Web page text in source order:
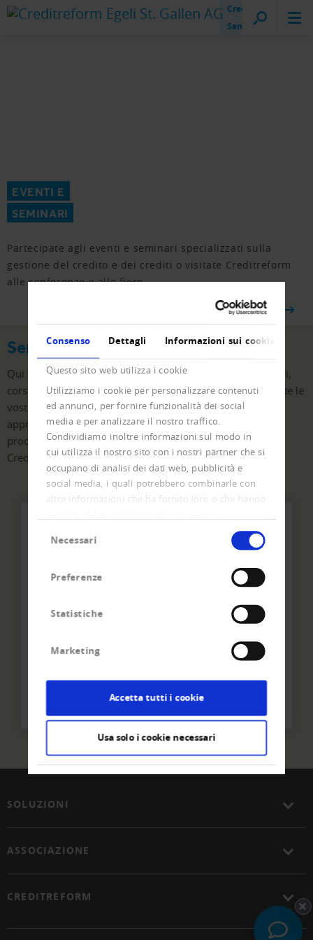
Consenso Dettagli Informazioni sui cookie
Questo sito web utilizza i cookie
Utilizziamo i cookie per personalizzare contenuti
ed annunci, per fornire funzionalità dei social
media e per analizzare il nostro traffico.
Condividiamo inoltre informazioni sul modo in
cui utilizza il nostro sito con i nostri partner che si
occupano di analisi dei dati web, pubblicità e
social media, i quali potrebbero combinarle con
altre informazioni che ha fornito loro o che hanno
delNecessari
Preferenze
Statistiche
Marketing
Accetta tutti i cookie
Usa solo i cookie necessari
Creditreform
San Gallo
EVENTI E
SEMINARI
Partecipate agli eventi e seminari specializzati sulla
gestione del credito e dei crediti o visitate Creditreform
alle conferenze e alle fiere.
ALLA PANORAMICA
Seminari e eventi di Creditreform
Qui troverete un sommario della vasta gamma di seminari,
corsi e altri eventi di Creditreform in Svizzera. Approfondite le
vostre conoscenze nell’ambito della gestione dei crediti, o
apprendete dai nostri consulenti come utilizzare i nostri
prodotti di solvibilità in modo ottimale, sia attraverso
CrediWEB che con soluzioni integrate.
Ihr direkter Kontakt zum
SOLUZIONI
ASSOCIAZIONE
CREDITREFORM